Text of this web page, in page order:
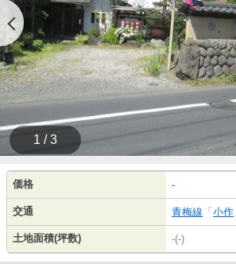
1 / 3
価格 -
交通 青梅線 「小作
土地面積(坪数) -(-)